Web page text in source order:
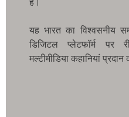
यह भारत का विश्वसनीय
डिजिटल प्लेटफॉर्म पर
मल्टीमीडिया कहानियां